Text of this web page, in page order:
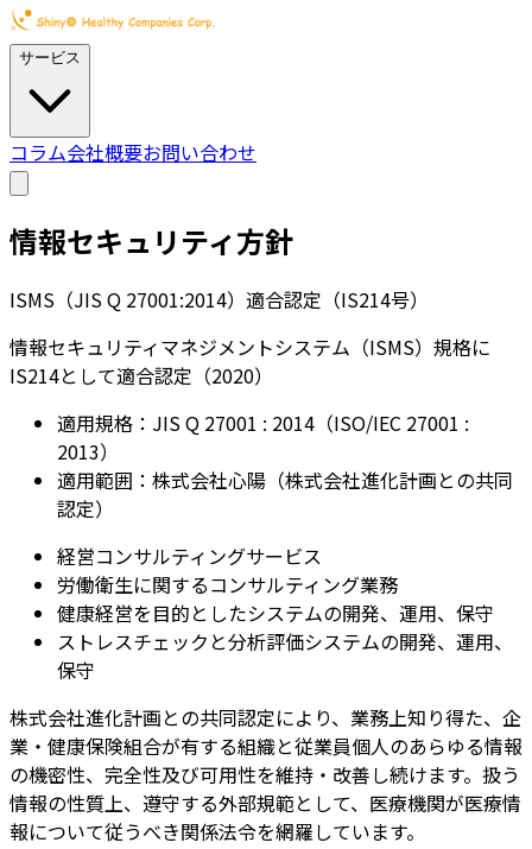
サービス
コラム会社概要お問い合わせ
情報セキュリティ方針
ISMS（JIS Q 27001:2014）適合認定（IS214号）
情報セキュリティマネジメントシステム（ISMS）規格に
IS214として適合認定（2020）
適用規格： JIS Q 27001 : 2014（ISO/IEC 27001 :
2013）
適用範囲： 株式会社心陽（株式会社進化計画との共同
認定）
経営コンサルティングサービス
労働衛生に関するコンサルティング業務
健康経営を目的としたシステムの開発、運用、保守
ストレスチェックと分析評価システムの開発、運用、
保守
株式会社進化計画との共同認定により、業務上知り得た、企
業・健康保険組合が有する組織と従業員個人のあらゆる情報
の機密性、完全性及び可用性を維持・改善し続けます。扱う
情報の性質上、遵守する外部規範として、医療機関が医療情
報について従うべき関係法令を網羅しています。